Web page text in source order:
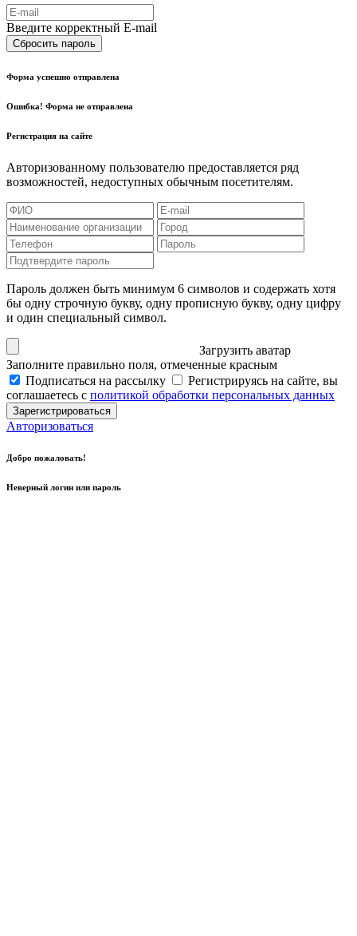
Введите корректный E-mail
Сбросить пароль
Форма успешно отправлена
Ошибка! Форма не отправлена
Регистрация на сайте
Авторизованному пользователю предоставляется ряд
возможностей, недоступных обычным посетителям.
Пароль должен быть минимум 6 символов и содержать хотя
бы одну строчную букву, одну прописную букву, одну цифру
и один специальный символ.
Загрузить аватар
Заполните правильно поля, отмеченные красным
Подписаться на рассылку
Регистрируясь на сайте, вы
соглашаетесь с политикой обработки персональных данных
Зарегистрироваться
Авторизоваться
Добро пожаловать!
Неверный логин или пароль